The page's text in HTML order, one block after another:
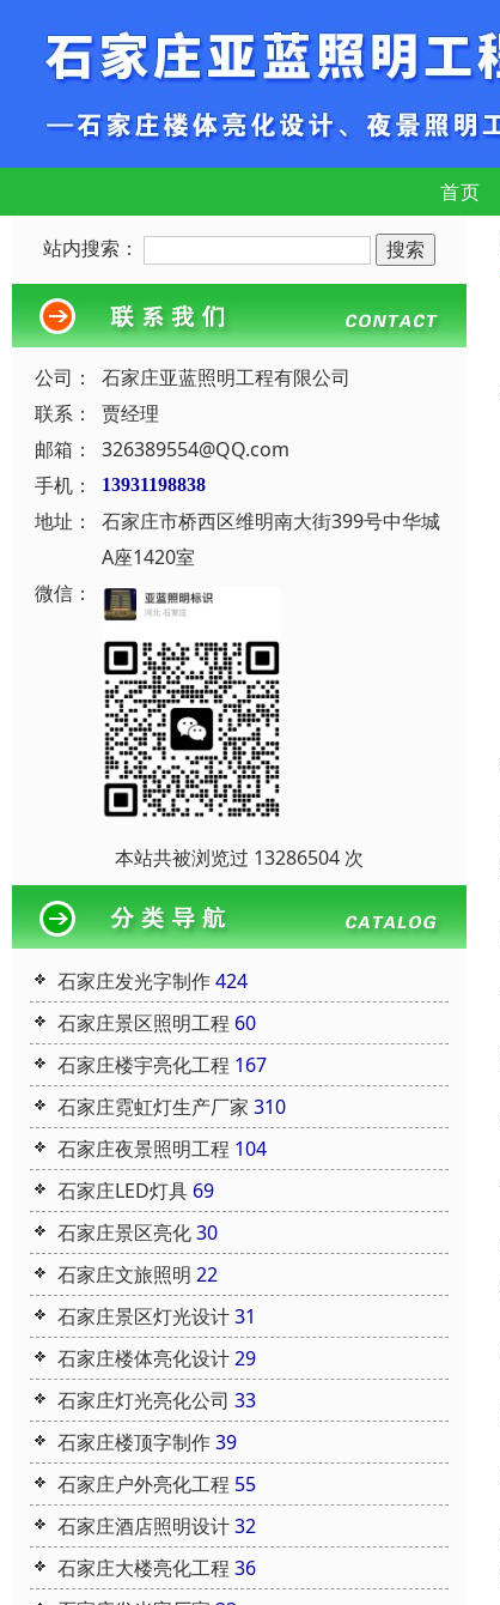
首页
站内搜索：
公司：
石家庄亚蓝照明工程有限公司
联系：
贾经理
邮箱：
326389554@QQ.com
手机：
13931198838
地址：
石家庄市桥西区维明南大街399号中华城
A座1420室
微信：
本站共被浏览过 13286504 次
石家庄发光字制作424
石家庄景区照明工程 60
石家庄楼宇亮化工程 167
石家庄霓虹灯生产厂家 310
石家庄夜景照明工程 104
石家庄LED灯具 69
石家庄景区亮化30
石家庄文旅照明 22
石家庄景区灯光设计31
石家庄楼体亮化设计29
石家庄灯光亮化公司 33
石家庄楼顶字制作39
石家庄户外亮化工程 55
石家庄酒店照明设计32
石家庄大楼亮化工程 36